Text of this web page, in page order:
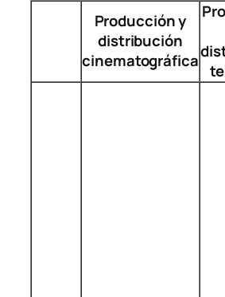
Producción y
distribución
cinematográfica